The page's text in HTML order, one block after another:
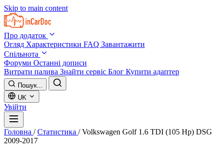
Skip to main content
Про додаток
Огляд Характеристики FAQ Завантажити
Спільнота
Форуми Останні дописи
Витрати палива Знайти сервіс Блог Купити адаптер
Пошук...
UK
Увійти
Головна / Статистика / Volkswagen Golf 1.6 TDI (105 Hp) DSG
2009-2017